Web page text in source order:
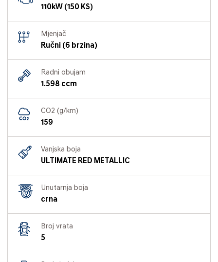
110kW (150 KS)
Mjenjač
Ručni (6 brzina)
Radni obujam
1.598 ccm
CO2 (g/km)
159
Vanjska boja
ULTIMATE RED METALLIC
Unutarnja boja
crna
Broj vrata
5